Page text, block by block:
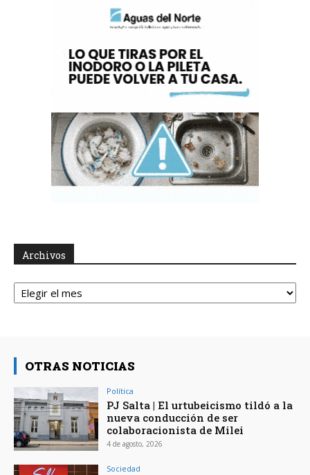
Archivos
Archivos
OTRAS NOTICIAS
Política
PJ Salta | El urtubeicismo tildó a la
nueva conducción de ser
colaboracionista de Milei
4 de agosto, 2026
Sociedad